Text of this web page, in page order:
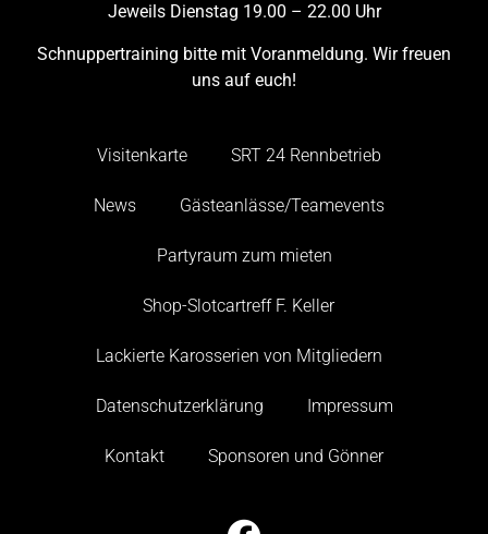
Jeweils Dienstag 19.00 – 22.00 Uhr
Schnuppertraining bitte mit Voranmeldung. Wir freuen
uns auf euch!
Visitenkarte SRT 24 Rennbetrieb
News Gästeanlässe/Teamevents
Partyraum zum mieten
Shop-Slotcartreff F. Keller
Lackierte Karosserien von Mitgliedern
Datenschutzerklärung Impressum
Kontakt Sponsoren und Gönner